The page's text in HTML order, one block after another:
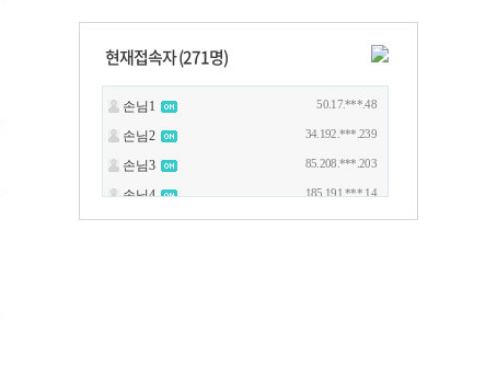
현재접속자 (271명)